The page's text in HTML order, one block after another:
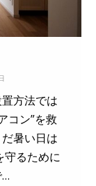
方法では
コン”を救
暑い日は
守るために
…